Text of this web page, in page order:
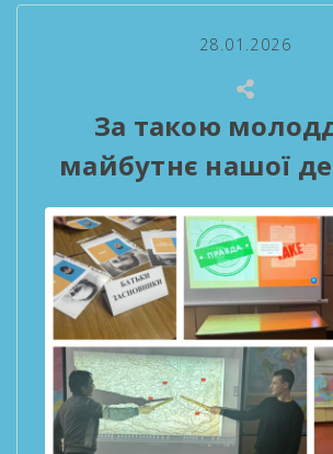
28.01.2026
За такою
майбутнє нашої